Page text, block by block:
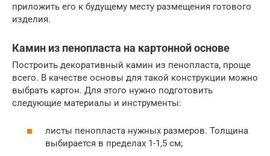
приложить его к будущему месту размещения готового
изделия.
Камин из пенопласта на картонной основе
Построить декоративный камин из пенопласта, проще
всего. В качестве основы для такой конструкции можно
выбрать картон. Для этого нужно подготовить
следующие материалы и инструменты:
листы пенопласта нужных размеров. Толщина
выбирается в пределах 1-1,5 см;